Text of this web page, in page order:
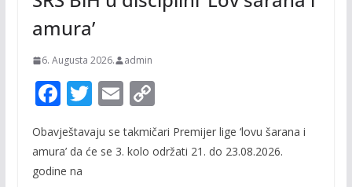
amura’
6. Augusta 2026. admin
F
ac
e
b
T
itt
E
m
ai
C
o
p
Obavještavaju se takmičari Premijer lige ‘lovu šarana i
amura’ da će se 3. kolo održati 21. do 23.08.2026.
godine na